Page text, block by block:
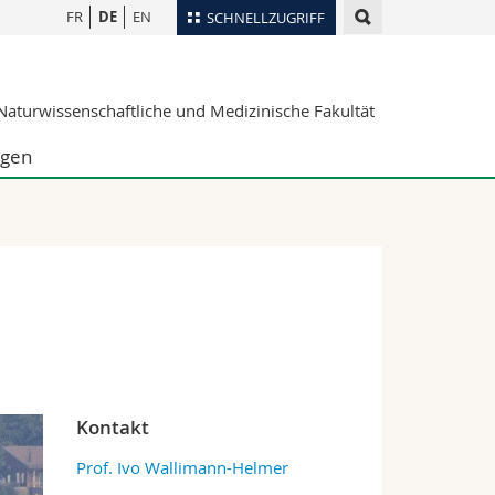
SCHNELLZUGRIFF
Ortsplan
Webmail
FR DE EN
und Medizinische Fakultät
Kontakt
Prof. Ivo Wallimann-Helmer